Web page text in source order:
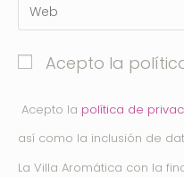
Acepto la
Acepto la política de
así como la inclusión de
La Villa Aromática con la